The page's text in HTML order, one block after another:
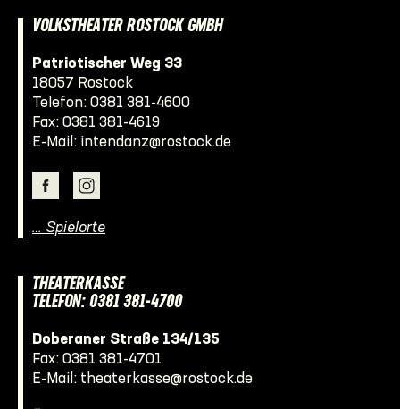
VOLKSTHEATER ROSTOCK GMBH
Patriotischer Weg 33
18057 Rostock
Telefon: 0381 381-4600
Fax: 0381 381-4619
E-Mail: intendanz@rostock.de
… Spielorte
THEATERKASSE
TELEFON: 0381 381-4700
Doberaner Straße 134/135
Fax: 0381 381-4701
E-Mail: theaterkasse@rostock.de